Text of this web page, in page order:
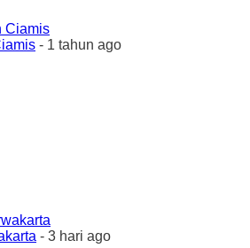
- 1 tahun ago
- 3 hari ago